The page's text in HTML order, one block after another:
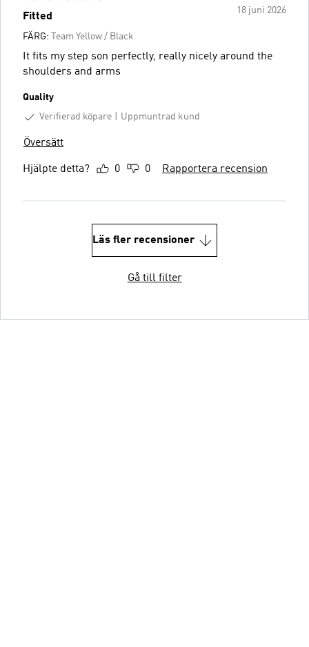
18 juni 2026
Fitted
FÄRG: Team Yellow / Black
It fits my step son perfectly, really nicely around the
shoulders and arms
Quality
Verifierad köpare
Uppmuntrad kund
Översätt
Hjälpte detta? 0 0 Rapportera recension
Läs fler recensioner
Gå till filter